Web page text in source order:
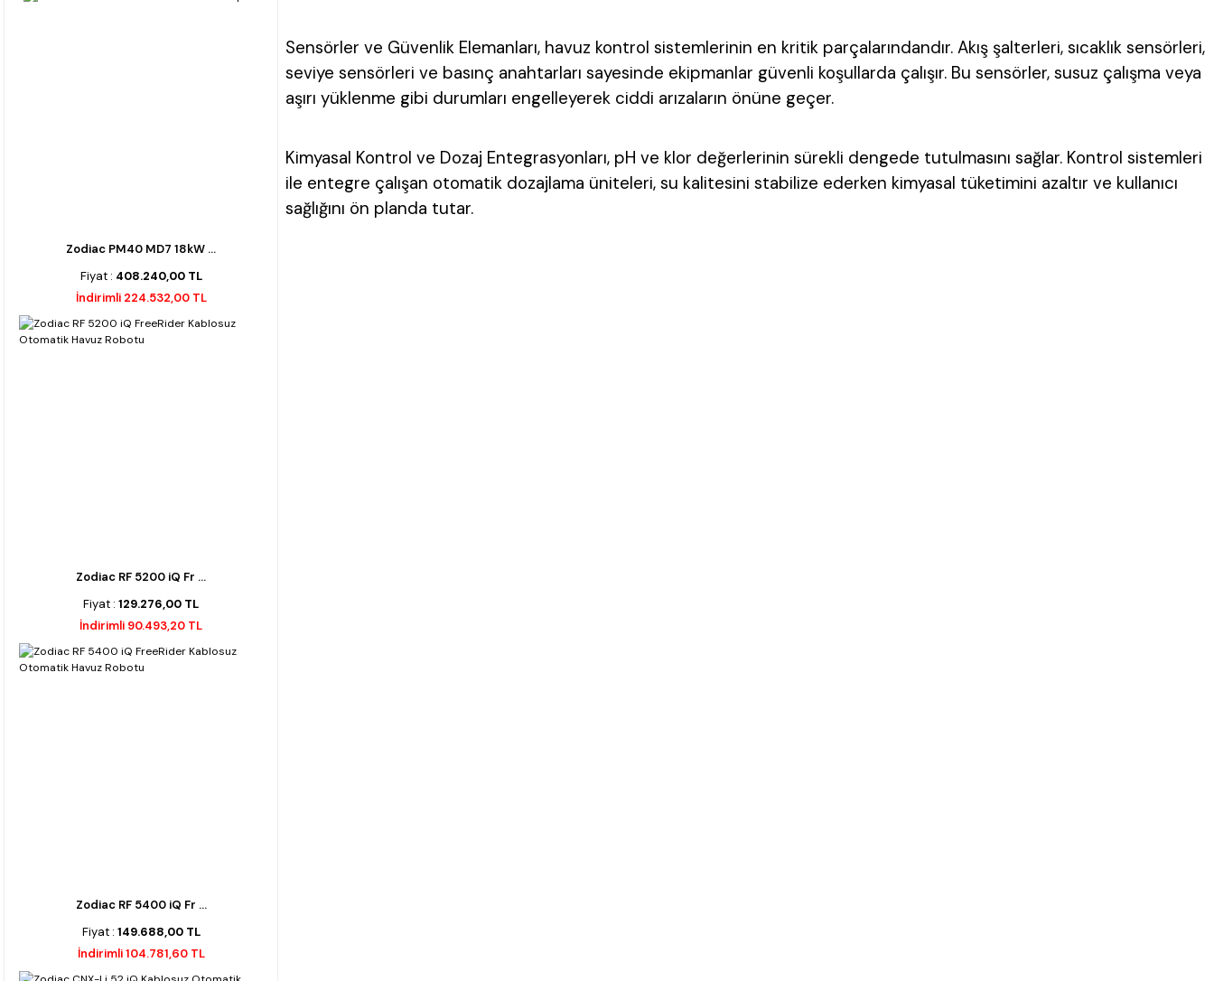
Zodiac PM40 MD7 18kW ...
Fiyat : 408.240,00 TL
İndirimli 224.532,00 TL
Zodiac RF 5200 iQ Fr ...
Fiyat : 129.276,00 TL
İndirimli 90.493,20 TL
Zodiac RF 5400 iQ Fr ...
Fiyat : 149.688,00 TL
İndirimli 104.781,60 TL
Sensörler ve Güvenlik Elemanları, havuz kontrol sistemlerinin en kritik parçalarındandır. Akış şalterleri, sıcaklık sensörleri,
seviye sensörleri ve basınç anahtarları sayesinde ekipmanlar güvenli koşullarda çalışır. Bu sensörler, susuz çalışma veya
aşırı yüklenme gibi durumları engelleyerek ciddi arızaların önüne geçer.
Kimyasal Kontrol ve Dozaj Entegrasyonları, pH ve klor değerlerinin sürekli dengede tutulmasını sağlar. Kontrol sistemleri
ile entegre çalışan otomatik dozajlama üniteleri, su kalitesini stabilize ederken kimyasal tüketimini azaltır ve kullanıcı
sağlığını ön planda tutar.